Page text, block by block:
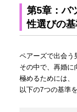
第5章：バ
性選びの
ペアーズで出会う
その中で、再婚に
極めるためには、
以下の7つの基準